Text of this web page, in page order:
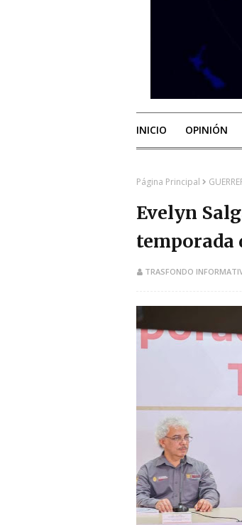
INICIO OPINIÓN
Página Principal
Evelyn
temporada
TRASFONDO